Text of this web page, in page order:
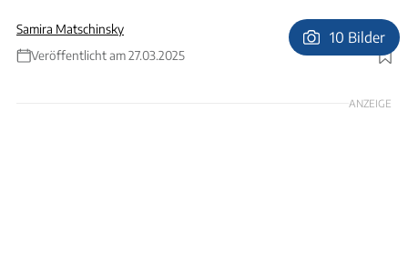
Samira Matschinsky
Veröffentlicht am 27.03.2025
Foto: Juthamat Yamuangmorn via GettyImages
10 Bilder
ANZEIGE